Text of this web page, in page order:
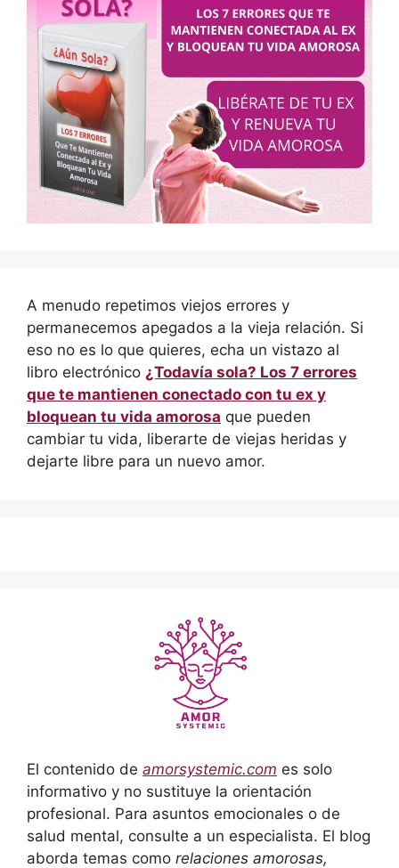
A menudo repetimos viejos errores y
permanecemos apegados a la vieja relación. Si
eso no es lo que quieres, echa un vistazo al
libro electrónico ¿Todavía sola? Los 7 errores
que te mantienen conectado con tu ex y
bloquean tu vida amorosa que pueden
cambiar tu vida, liberarte de viejas heridas y
dejarte libre para un nuevo amor.
El contenido de amorsystemic.com es solo
informativo y no sustituye la orientación
profesional. Para asuntos emocionales o de
salud mental, consulte a un especialista. El blog
aborda temas como relaciones amorosas,